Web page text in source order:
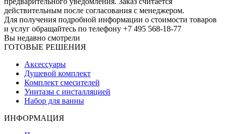
действительным после согласования с менеджером.
Для получения подробной информации о стоимости товаров
и услуг обращайтесь по телефону +7 495 568-18-77
Вы недавно смотрели
ГОТОВЫЕ РЕШЕНИЯ
Аксессуары
Душевой комплект
Комплект смесителей
Унитазы с инсталляцией
Набор для ванны
ИНФОРМАЦИЯ